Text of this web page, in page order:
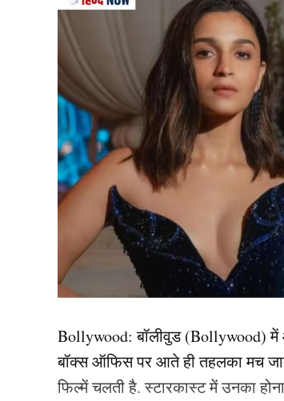
Team India
इस साल टीम इंडिया (Team India) के
विराट कोहली और रविंद्र जडेजा का
झटका देते हुए टी20 इंटरनेशनल से
जारी रखेंगे। इनके अलावा दिनेश
था।
यह भी पढ़ें:IND vs AUS: बारिश ने
टेस्ट
केदार – साहा ने भी
Bollywood:बॉलीवुड (Bollywood)में
बॉक्स ऑफिस पर आते ही तहलका मच
फिल्में चलती है. स्टारकास्ट में उनका